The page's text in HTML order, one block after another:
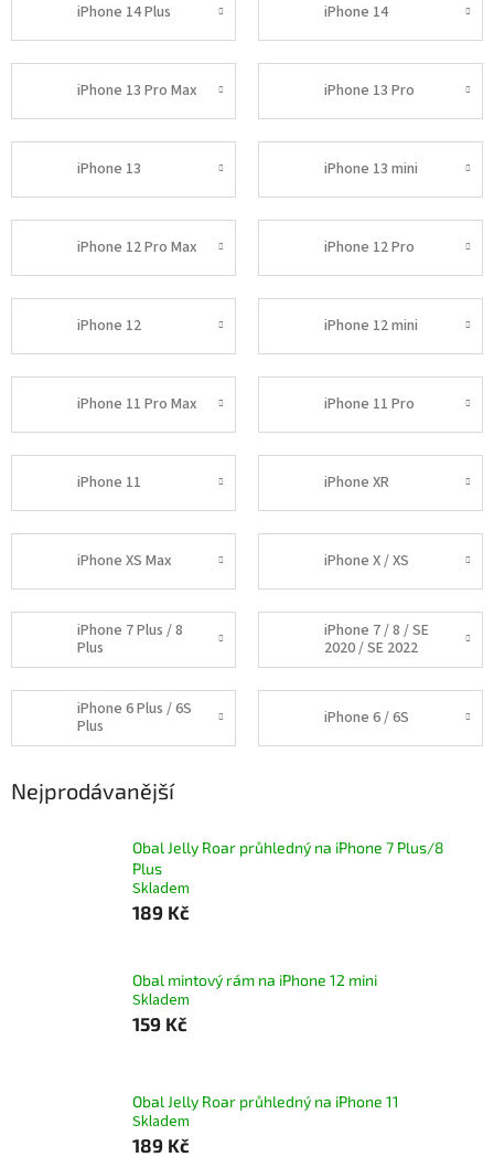
iPhone 14 Plus iPhone 14
iPhone 13 Pro Max iPhone 13 Pro
iPhone 13 iPhone 13 mini
iPhone 12 Pro Max iPhone 12 Pro
iPhone 12 iPhone 12 mini
iPhone 11 Pro Max iPhone 11 Pro
iPhone 11 iPhone XR
iPhone XS Max iPhone X / XS
iPhone 7 Plus / 8
Plus
iPhone 7 / 8 / SE
2020 / SE 2022
iPhone 6 Plus / 6S
Plus
iPhone 6 / 6S
Nejprodávanější
Obal Jelly Roar průhledný na iPhone 7 Plus/8
Plus
Skladem
189 Kč
Obal mintový rám na iPhone 12 mini
Skladem
159 Kč
Obal Jelly Roar průhledný na iPhone 11
Skladem
189 Kč